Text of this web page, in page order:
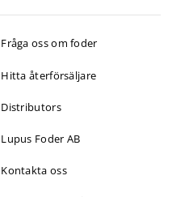
Fråga oss om foder
Hitta återförsäljare
Distributors
Lupus Foder AB
Kontakta oss